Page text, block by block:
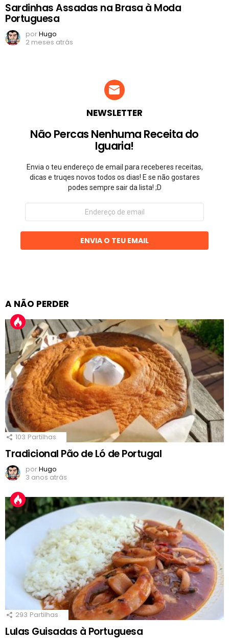
Sardinhas Assadas na Brasa à Moda
Portuguesa
porHugo
2 meses atrás
NEWSLETTER
Não Percas Nenhuma Receita do
Iguaria!
Envia o teu endereço de email para receberes receitas,
dicas e truqes novos todos os dias! E se não gostares
podes sempre sair da lista! ;D
Endereço
email
ENVIA O TEU EMAIL
A NÃO PERDER
103 Partilhas
Tradicional Pão de Ló de Portugal
porHugo
3 anos atrás
293 Partilhas
Lulas Guisadas à Portuguesa